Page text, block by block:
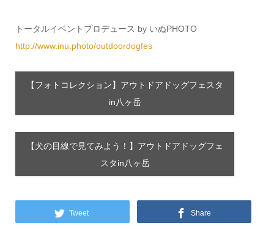
トータルイベントプロデュース by いぬPHOTO
http://www.inu.photo/outdoordogfes
【フォトコレクション】アウトドアドッグフェスタ
in八ヶ岳
【犬の目線で見てみよう！】アウトドアドッグフェ
スタin八ヶ岳
Tweet Share